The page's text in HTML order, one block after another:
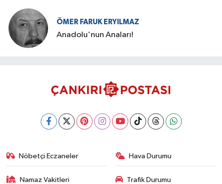
ÖMER FARUK ERYILMAZ
Anadolu'nun Anaları!
Nöbetçi Eczaneler Hava Durumu
Namaz Vakitleri Trafik Durumu